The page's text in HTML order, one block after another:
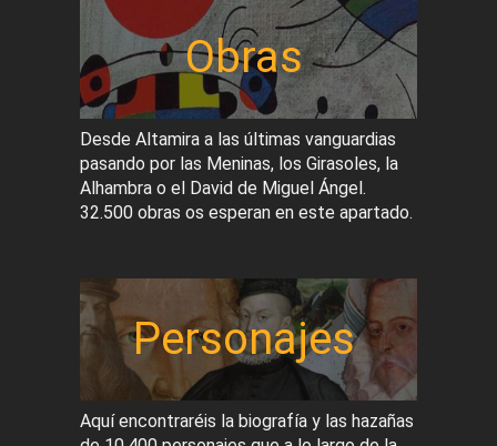
Obras
Desde Altamira a las últimas vanguardias
pasando por las Meninas, los Girasoles, la
Alhambra o el David de Miguel Ángel.
32.500 obras os esperan en este apartado.
Personajes
Aquí encontraréis la biografía y las hazañas